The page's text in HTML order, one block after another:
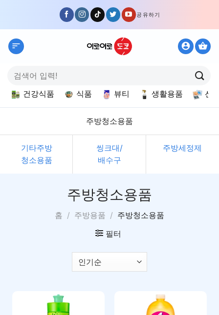
content
공유하기
색:
건강식품 식품 뷰티 생활용품 선
주방청소용품
기타주방
청소용품
씽크대/
배수구
주방세정제
주방청소용품
홈 / 주방용품 / 주방청소용품
필터